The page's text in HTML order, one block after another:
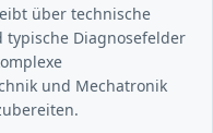
über technische
Diagnosefelder
und Mechatronik